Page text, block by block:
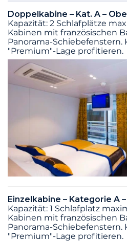
Doppelkabine – Kat. A –
Kapazität: 2 Schlafplätze
Kabinen mit französischen
Panorama-Schiebefenstern.
"Premium"-Lage profitieren.
Einzelkabine – Kategorie A
Kapazität: 1 Schlafplatz
Kabinen mit französischen
Panorama-Schiebefenstern.
"Premium"-Lage profitieren.